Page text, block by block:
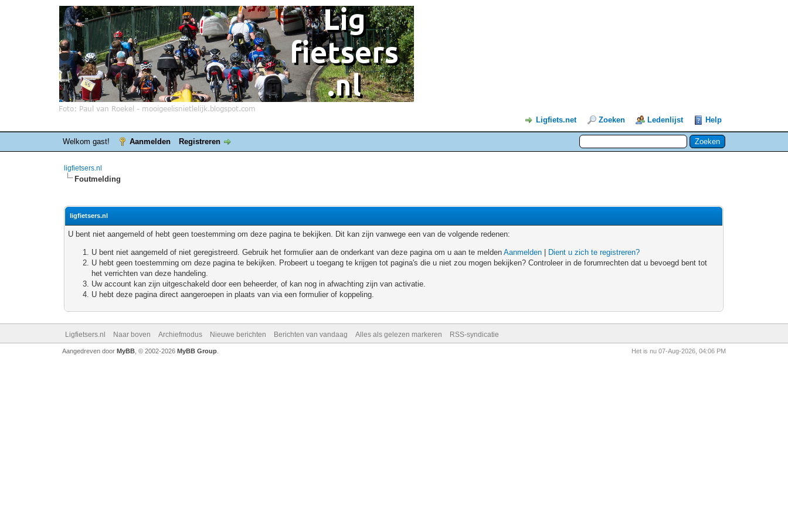
Ligfiets.net Zoeken Ledenlijst Help
Welkom gast! Aanmelden Registreren
ligfietsers.nl
Foutmelding
ligfietsers.nl
U bent niet aangemeld of hebt geen toestemming om deze pagina te bekijken. Dit kan zijn vanwege een van de volgende redenen:
U bent niet aangemeld of niet geregistreerd. Gebruik het formulier aan de onderkant van deze pagina om u aan te meldenAanmelden
Dient u zich te registreren?
U hebt geen toestemming om deze pagina te bekijken. Probeert u toegang te krijgen tot pagina's die u niet zou mogen bekijken? Controleer in de forumrechten dat u bevoegd bent tot
het verrichten van deze handeling.
Uw account kan zijn uitgeschakeld door een beheerder, of kan nog in afwachting zijn van activatie.
U hebt deze pagina direct aangeroepen in plaats van via een formulier of koppeling.
Ligfietsers.nl Naar boven Archiefmodus Nieuwe berichten Berichten van vandaag Alles als gelezen markeren RSS-syndicatie
Het is nu 07-Aug-2026, 04:06 PM
Aangedreven door MyBB, © 2002-2026 MyBB Group.